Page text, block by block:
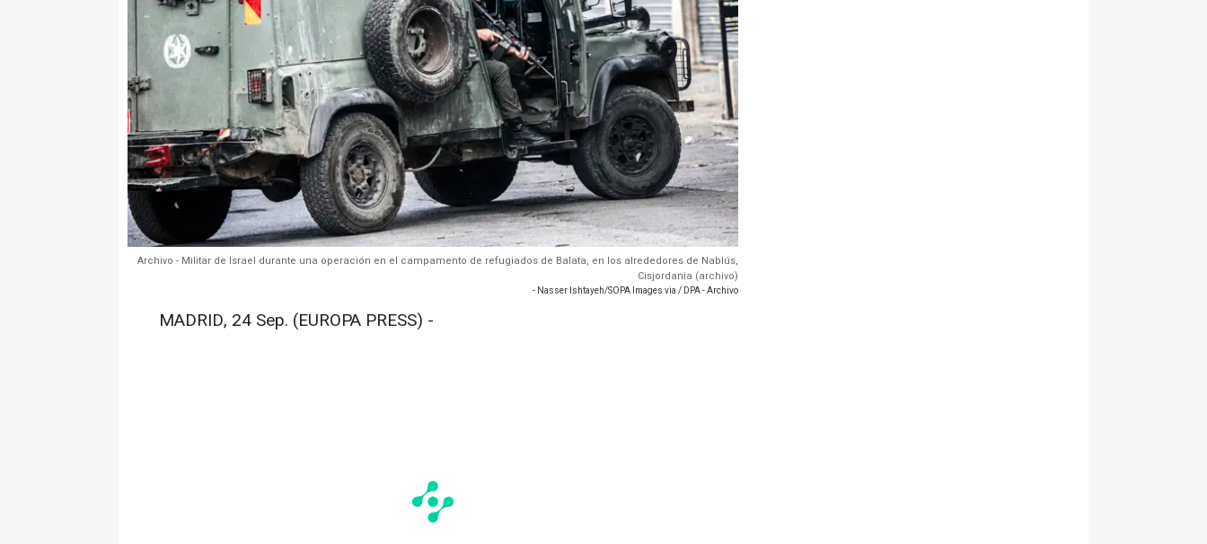
Archivo - Militar de Israel durante una operación en el campamento de refugiados de Balata, en los alrededores de Nablús,
Cisjordania (archivo)
- Nasser Ishtayeh/SOPA Images via / DPA - Archivo
MADRID, 24 Sep. (EUROPA PRESS) -